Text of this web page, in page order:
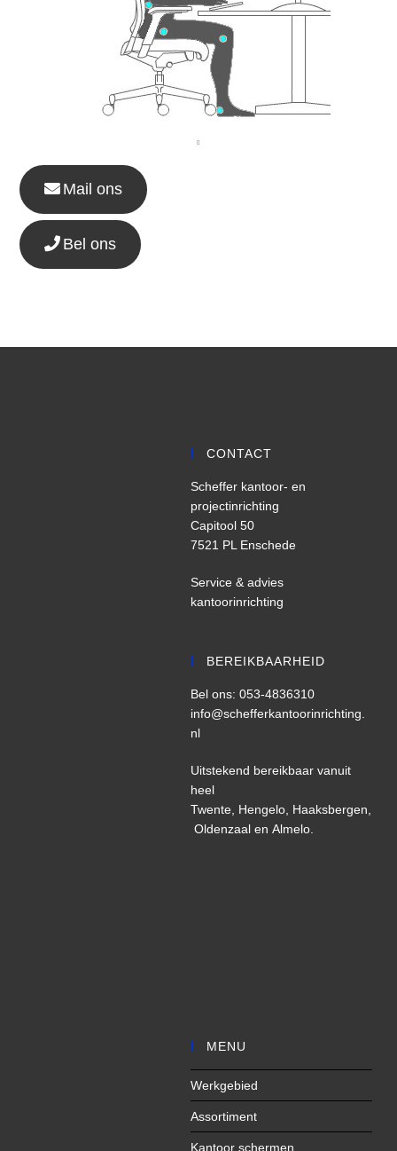
Mail ons
Bel ons
CONTACT
Scheffer kantoor- en
projectinrichting
Capitool 50
7521 PL Enschede
Service & advies
kantoorinrichting
BEREIKBAARHEID
Bel ons: 053-4836310
info@schefferkantoorinrichting.
nl
Uitstekend bereikbaar vanuit
heel
Twente, Hengelo, Haaksbergen,
Oldenzaal enAlmelo
MENU
Werkgebied
Assortiment
Kantoor schermen